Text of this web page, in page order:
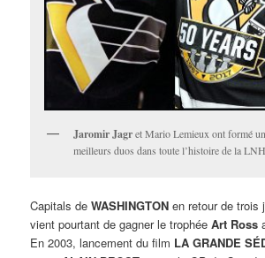
Jaromir Jagret Mario Lemieux ont formé
meilleurs duos dans toute l’histoire de la
Capitals deWASHINGTON en retour de trois
vient pourtant de gagner le trophéeArt Ross
En 2003, lancement du film LA GRANDE